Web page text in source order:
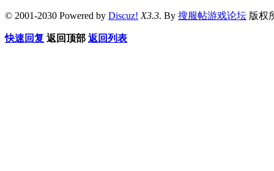
© 2001-2030 Powered by Discuz! X3.3. By 搜服帖游戏论坛 版权
快速回复 返回顶部 返回列表